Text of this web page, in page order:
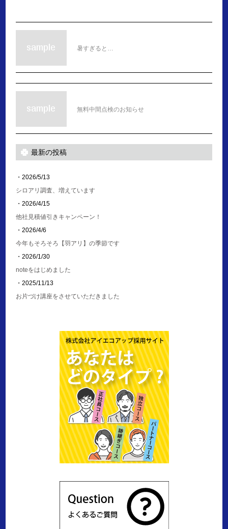
暑すぎると…
無料中間点検のお知らせ
最新の投稿
・2026/5/13
シロアリ調査、増えています
・2026/4/15
他社見積値引きキャンペーン！
・2026/4/6
今年もそろそろ【羽アリ】の季節です
・2026/1/30
noteをはじめました
・2025/11/13
お片づけ講座をさせていただきました